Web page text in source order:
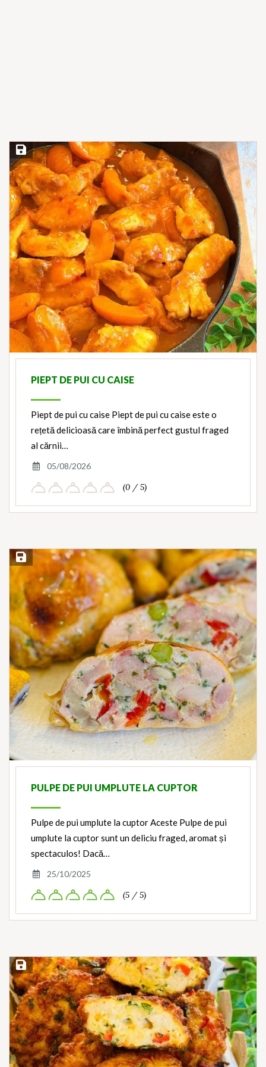
Save Recipe
PIEPT DE PUI CU CAISE
Piept de pui cu caise Piept de pui cu caise este o
rețetă delicioasă care îmbină perfect gustul fraged
al cărnii…
05/08/2026
(0 / 5)
Save Recipe
PULPE DE PUI UMPLUTE LA CUPTOR
Pulpe de pui umplute la cuptor Aceste Pulpe de pui
umplute la cuptor sunt un deliciu fraged, aromat și
spectaculos! Dacă…
25/10/2025
(5 / 5)
Save Recipe